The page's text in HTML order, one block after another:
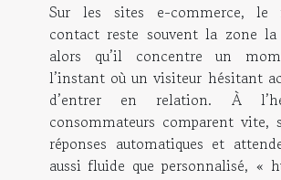
Sur les sites e-commerce, le
contact reste souvent la zone la
alors qu’il concentre un
l’instant où un visiteur hésitant
d’entrer en relation. À
consommateurs comparent vite,
réponses automatiques et
aussi fluide que personnalisé, «